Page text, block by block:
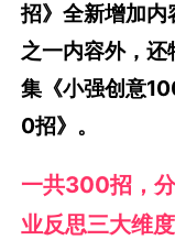
招》全新增加
之一内容外，
集《小强创意
0招》。
一共300招，
业反思三大维